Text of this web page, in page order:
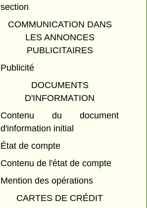
section
COMMUNICATION DANS
LES ANNONCES
PUBLICITAIRES
Publicité
DOCUMENTS
D'INFORMATION
Contenu du document
d'information initial
État de compte
Contenu de l'état de compte
Mention des opérations
CARTES DE CRÉDIT